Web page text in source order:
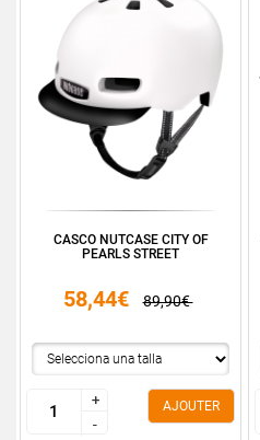
CASCO NUTCASE CITY OF
PEARLS STREET
58,44€ 89,90€
+
-
+
-
AJOUTER